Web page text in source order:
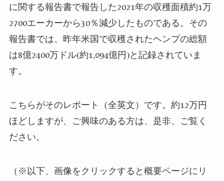
に関する報告書で報告した2021年の収穫面積約1万
2700エーカーから30％減少したものである。その
報告書では、昨年米国で収穫されたヘンプの総額
は8億2400万ドル(約1,094億円)と記録されていま
す。
こちらがそのレポート（全英文）です。約12万円
ほどしますが、ご興味のある方は、是非、ご覧く
ださい。
（※以下、画像をクリックすると概要ページにリ